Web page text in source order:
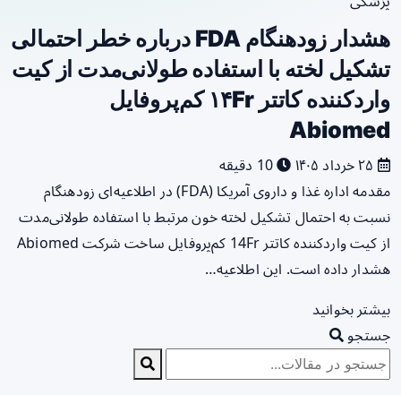
هشدار زودهنگام FDA درباره خطر احتمالی
تشکیل لخته با استفاده طولانی‌مدت از کیت
واردکننده کاتتر ۱۴Fr کم‌پروفایل
Abiomed
10 دقیقه
مقدمه اداره غذا و داروی آمریکا (FDA) در اطلاعیه‌ای زودهنگام
نسبت به احتمال تشکیل لخته خون مرتبط با استفاده طولانی‌مدت
از کیت واردکننده کاتتر 14Fr کم‌پروفایل ساخت شرکت Abiomed
هشدار داده است. این اطلاعیه…
بیشتر بخوانید
جستجو